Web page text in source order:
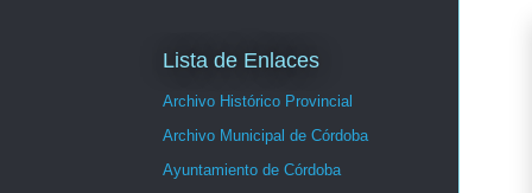
Lista de Enlaces
Archivo Histórico Provincial
Archivo Municipal de Córdoba
Ayuntamiento de Córdoba